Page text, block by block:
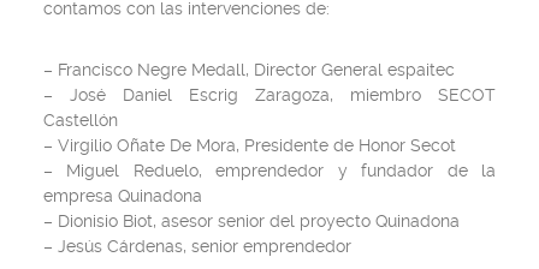
contamos con las intervenciones de:
– Francisco Negre Medall, Director General espaitec
– José Daniel Escrig Zaragoza, miembro SECOT
Castellón
– Virgilio Oñate De Mora, Presidente de Honor Secot
– Miguel Reduelo, emprendedor y fundador de la
empresa Quinadona
– Dionisio Biot, asesor senior del proyecto Quinadona
– Jesús Cárdenas, senior emprendedor